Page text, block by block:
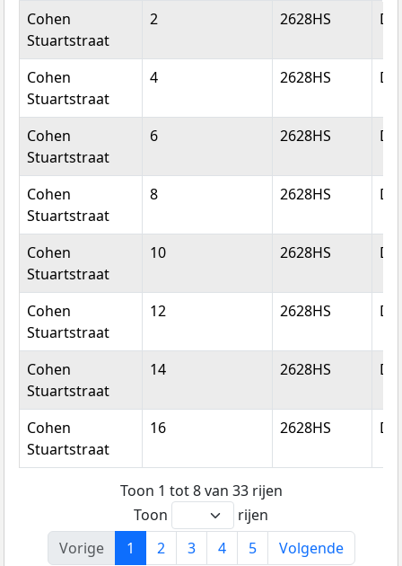
Straatnaam
Huisnummer Postcode
Cohen
Stuartstraat
2 2628HS
Cohen
Stuartstraat
4 2628HS
Cohen
Stuartstraat
6 2628HS
Cohen
Stuartstraat
8 2628HS
Cohen
Stuartstraat
10 2628HS
Cohen
Stuartstraat
12 2628HS
Cohen
Stuartstraat
14 2628HS
Cohen
Stuartstraat
16 2628HS
Toon 1 tot 8 van 33 rijen
Toon
rijen
Vorige
1 2 3 4 5 Volgende